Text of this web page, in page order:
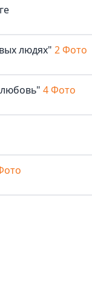
людях" 2 Фото
4 Фото